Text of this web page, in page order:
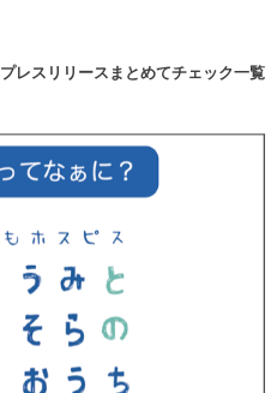
プレスリリースまとめてチェック一覧